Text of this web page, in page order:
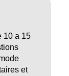
10 a 15
et